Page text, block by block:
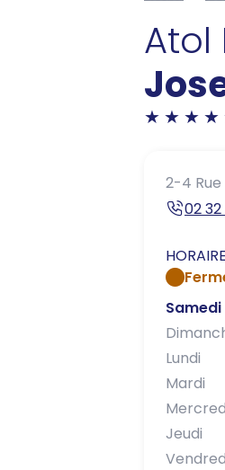
Atol
2-4 Rue
02 32
Samedi
Lundi
Mardi
Jeudi